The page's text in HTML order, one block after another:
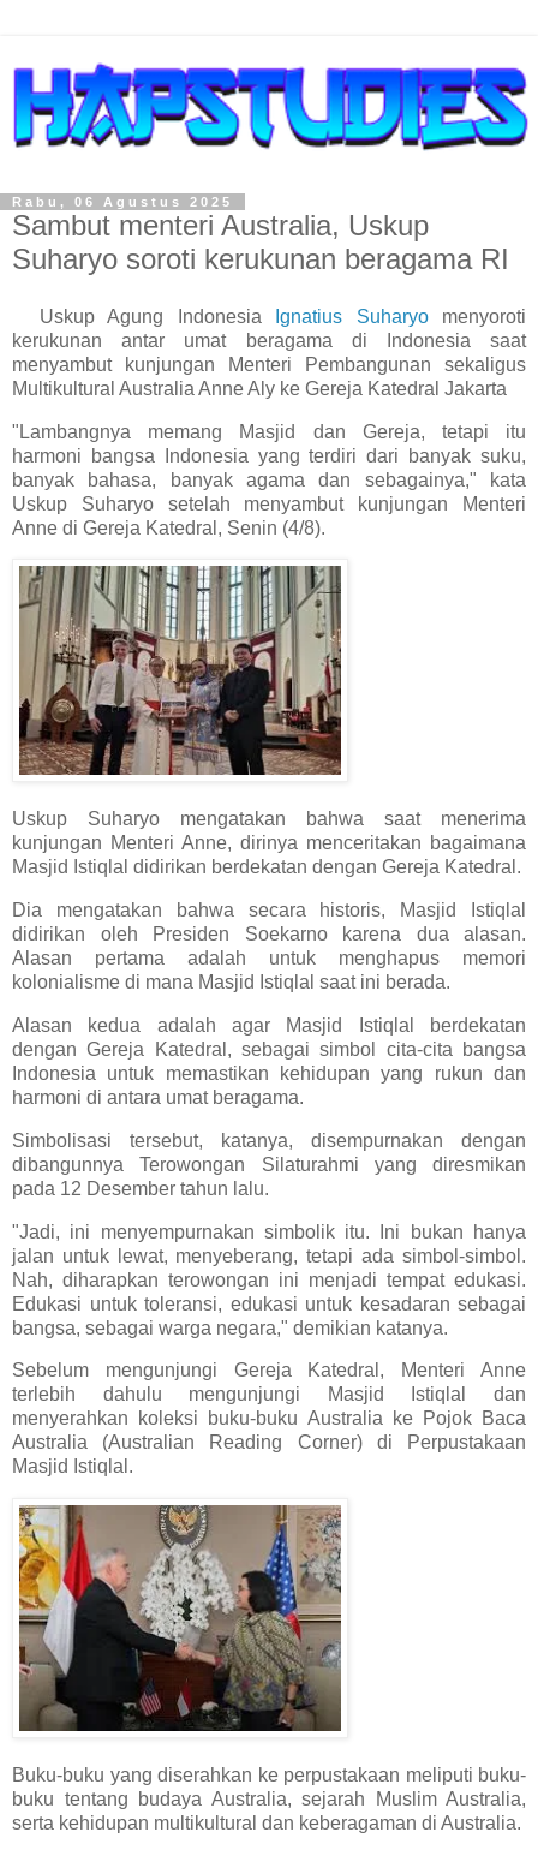
Rabu, 06 Agustus 2025
Sambut menteri Australia, Uskup
Suharyo soroti kerukunan beragama RI
Uskup Agung Indonesia Ignatius Suharyomenyoroti
kerukunan antar umat beragama di Indonesia saat
menyambut kunjungan Menteri Pembangunan sekaligus
Multikultural Australia Anne Aly ke Gereja Katedral Jakarta
"Lambangnya memang Masjid dan Gereja, tetapi itu
harmoni bangsa Indonesia yang terdiri dari banyak suku,
banyak bahasa, banyak agama dan sebagainya," kata
Uskup Suharyo setelah menyambut kunjungan Menteri
Anne di Gereja Katedral, Senin (4/8).
Uskup Suharyo mengatakan bahwa saat menerima
kunjungan Menteri Anne, dirinya menceritakan bagaimana
Masjid Istiqlal didirikan berdekatan dengan Gereja Katedral.
Dia mengatakan bahwa secara historis, Masjid Istiqlal
didirikan oleh Presiden Soekarno karena dua alasan.
Alasan pertama adalah untuk menghapus memori
kolonialisme di mana Masjid Istiqlal saat ini berada.
Alasan kedua adalah agar Masjid Istiqlal berdekatan
dengan Gereja Katedral, sebagai simbol cita-cita bangsa
Indonesia untuk memastikan kehidupan yang rukun dan
harmoni di antara umat beragama.
Simbolisasi tersebut, katanya, disempurnakan dengan
dibangunnya Terowongan Silaturahmi yang diresmikan
pada 12 Desember tahun lalu.
"Jadi, ini menyempurnakan simbolik itu. Ini bukan hanya
jalan untuk lewat, menyeberang, tetapi ada simbol-simbol.
Nah, diharapkan terowongan ini menjadi tempat edukasi.
Edukasi untuk toleransi, edukasi untuk kesadaran sebagai
bangsa, sebagai warga negara," demikian katanya.
Sebelum mengunjungi Gereja Katedral, Menteri Anne
terlebih dahulu mengunjungi Masjid Istiqlal dan
menyerahkan koleksi buku-buku Australia ke Pojok Baca
Australia (Australian Reading Corner) di Perpustakaan
Masjid Istiqlal.
Buku-buku yang diserahkan ke perpustakaan meliputi buku-
buku tentang budaya Australia, sejarah Muslim Australia,
serta kehidupan multikultural dan keberagaman di Australia.